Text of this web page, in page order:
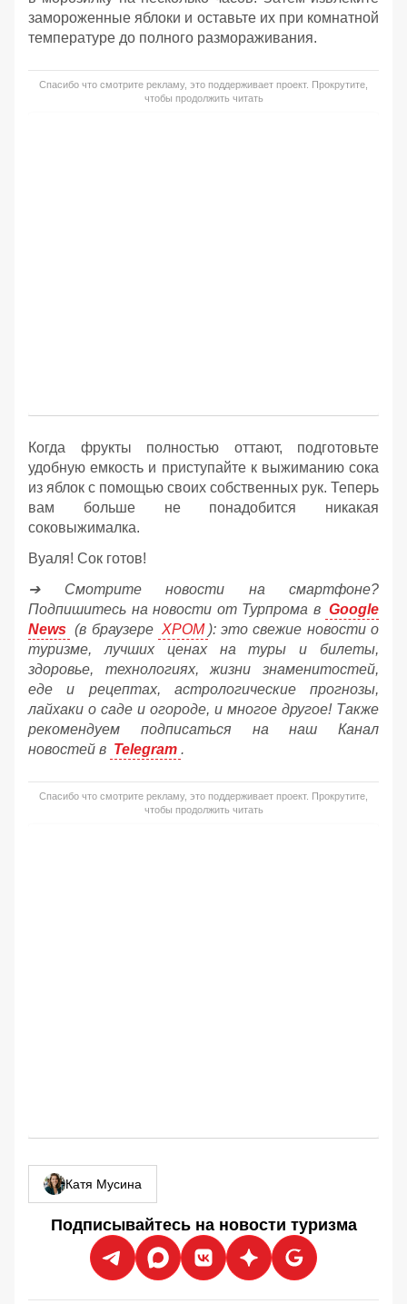
замороженные яблоки и оставьте их при комнатной
температуре до полного размораживания.
Спасибо что смотрите рекламу, это поддерживает проект. Прокрутите,
чтобы продолжить читать
Когда фрукты полностью оттают, подготовьте
удобную емкость и приступайте к выжиманию сока
из яблок с помощью своих собственных рук. Теперь
вам больше не понадобится никакая
соковыжималка.
Вуаля! Сок готов!
➔ Смотрите новости на смартфоне?
Подпишитесь на новости от Турпрома в Google
News (в браузере ХРОМ ): это свежие новости о
туризме, лучших ценах на туры и билеты,
здоровье, технологиях, жизни знаменитостей,
еде и рецептах, астрологические прогнозы,
лайхаки о саде и огороде, и многое другое! Также
рекомендуем подписаться на наш Канал
новостей в Telegram .
Спасибо что смотрите рекламу, это поддерживает проект. Прокрутите,
чтобы продолжить читать
Катя Мусина
Подписывайтесь на новости туризма